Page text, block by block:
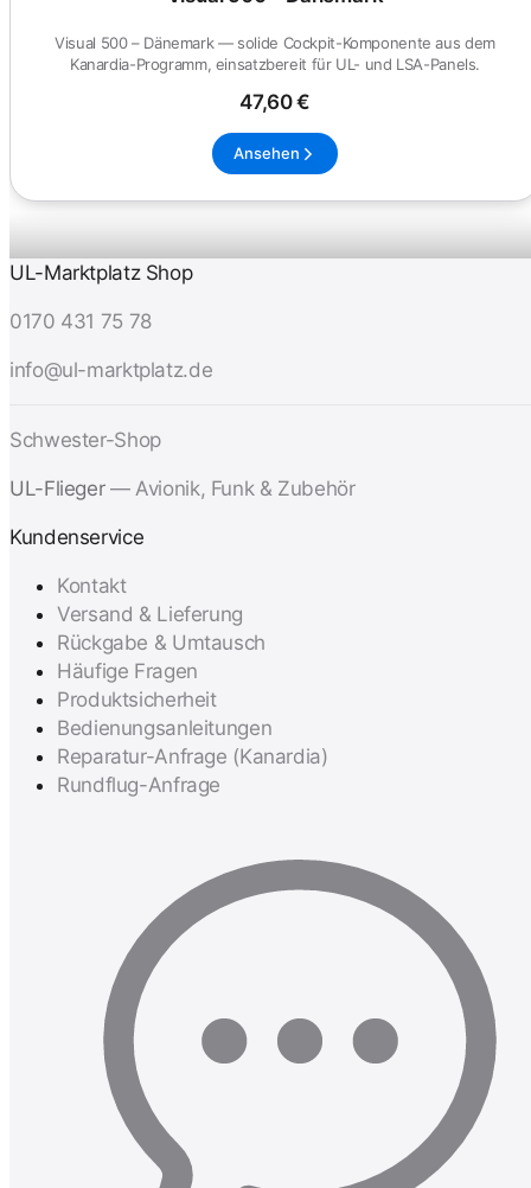
Visual 500 – Dänemark — solide Cockpit-Komponente aus dem
Kanardia-Programm, einsatzbereit für UL- und LSA-Panels.
47,60 €
Ansehen
UL-Marktplatz Shop
0170 431 75 78
info@ul-marktplatz.de
Schwester-Shop
UL-Flieger — Avionik, Funk & Zubehör
Kundenservice
Kontakt
Versand & Lieferung
Rückgabe & Umtausch
Häufige Fragen
Produktsicherheit
Bedienungsanleitungen
Reparatur-Anfrage (Kanardia)
Rundflug-Anfrage